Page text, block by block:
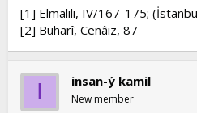
[1] Elmalılı, IV/167-175;
[2] Buharî, Cenâiz, 87
I insan-ý kamil
New member